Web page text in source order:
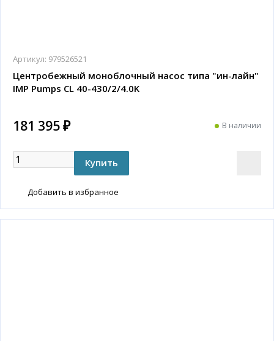
Артикул: 979526521
Центробежный моноблочный насос типа "ин-лайн"
IMP Pumps CL 40-430/2/4.0K
181 395 ₽ В наличии
Добавить в избранное